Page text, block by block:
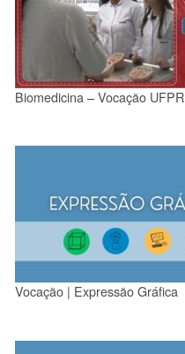
Biomedicina – Vocação UFPR
Vocação | Expressão Gráfica